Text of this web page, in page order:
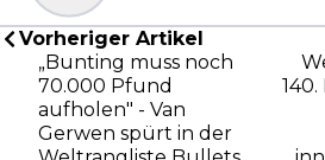
Vorheriger Artikel
„Bunting muss noch
70.000 Pfund
aufholen" - Van
Gerwen spürt in der